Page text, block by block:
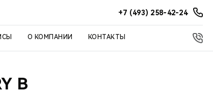
+7 (493) 258-42-24
О КОМПАНИИ КОНТАКТЫ
В